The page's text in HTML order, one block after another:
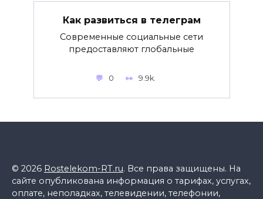
Как развиться в телеграм
Современные социальные сети
предоставляют глобальные
0 9.9k.
© 2026 Rostelekom-RT.ru. Все права защищены. На
сайте опубликована информация о тарифах, услугах,
оплате, неполадках, телевидении, телефонии,